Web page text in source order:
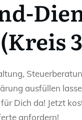
ausfüllen
Dich da! Jetzt
anfordern!